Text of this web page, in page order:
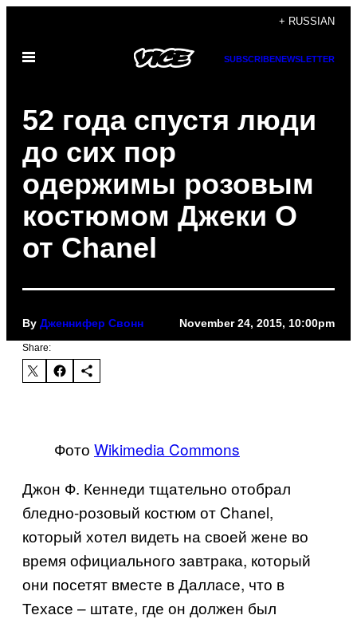
content
+ RUSSIAN
Open
SUBSCRIBENEWSLETTER
52 года спустя люди
до сих пор
одержимы розовым
костюмом Джеки О
от Chanel
By Дженнифер Свонн November 24, 2015, 10:00pm
Share:
Фото Wikimedia Commons
Джон Ф. Кеннеди тщательно отобрал
бледно-розовый костюм от Chanel,
который хотел видеть на своей жене во
время официального завтрака, который
они посетят вместе в Далласе, что в
Техасе – штате, где он должен был